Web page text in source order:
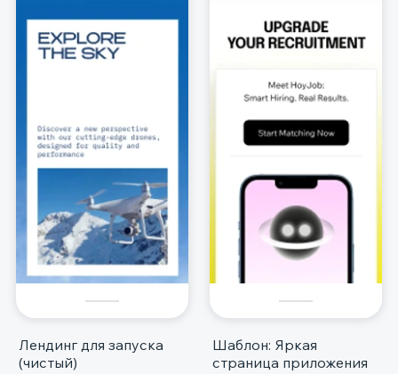
Лендинг для запуска
(чистый)
Шаблон: Яркая
страница приложения